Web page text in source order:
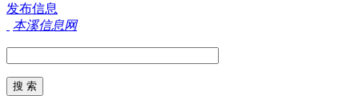
发布信息
本溪信息网